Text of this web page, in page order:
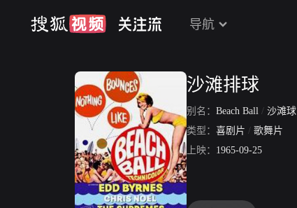
导航
沙滩排球
别名： Beach Ball / 沙滩球
类型： 喜剧片 / 歌舞片
上映： 1965-09-25